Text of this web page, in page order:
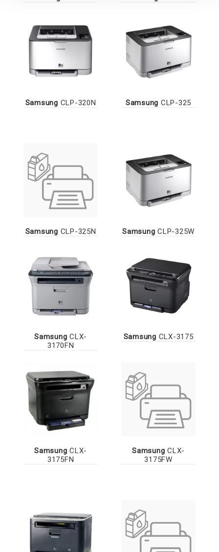
Samsung CLP-320N Samsung CLP-325
Samsung CLP-325N Samsung CLP-325W
Samsung CLX-
3170FN
Samsung CLX-3175
Samsung CLX-
3175FN
Samsung CLX-
3175FW